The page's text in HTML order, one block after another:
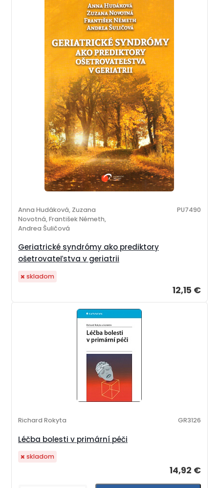
Geriatrické syndrómy ako prediktory
ošetrovateľstva v geriatrii
Anna Hudáková, Zuzana
Novotná, František Németh,
Andrea Šuličová
PU7490
12,15 €
skladom
Léčba bolesti v primární péči
Richard Rokyta GR3126
14,92 €
skladom